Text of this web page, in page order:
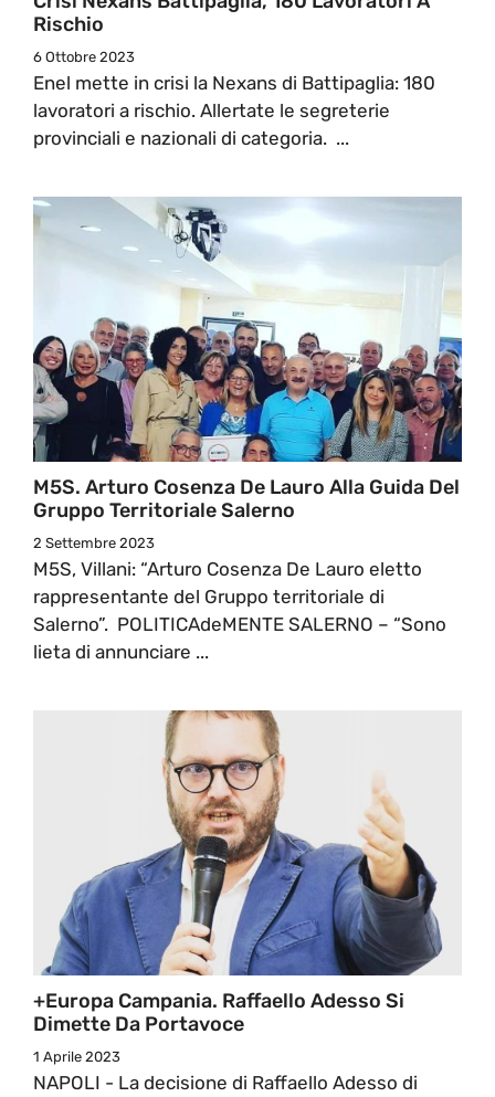
Rischio
6 Ottobre 2023
Enel mette in crisi la Nexans di Battipaglia: 180
lavoratori a rischio. Allertate le segreterie
provinciali e nazionali di categoria. ...
M5S. Arturo Cosenza De Lauro Alla Guida Del
Gruppo Territoriale Salerno
2 Settembre 2023
M5S, Villani: “Arturo Cosenza De Lauro eletto
rappresentante del Gruppo territoriale di
Salerno”. POLITICAdeMENTE SALERNO – “Sono
lieta di annunciare ...
+Europa Campania. Raffaello Adesso Si
Dimette Da Portavoce
1 Aprile 2023
NAPOLI - La decisione di Raffaello Adesso di